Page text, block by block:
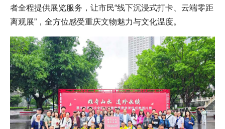
者全程提供展览服务，让市民“线下沉浸式打卡、云端零距
离观展”，全方位感受重庆文物魅力与文化温度。